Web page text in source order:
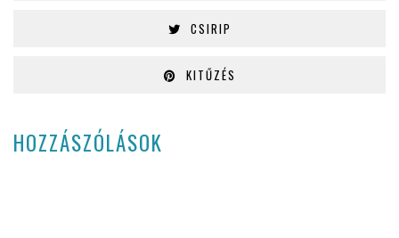
CSIRIP
KITŰZÉS
HOZZÁSZÓLÁSOK